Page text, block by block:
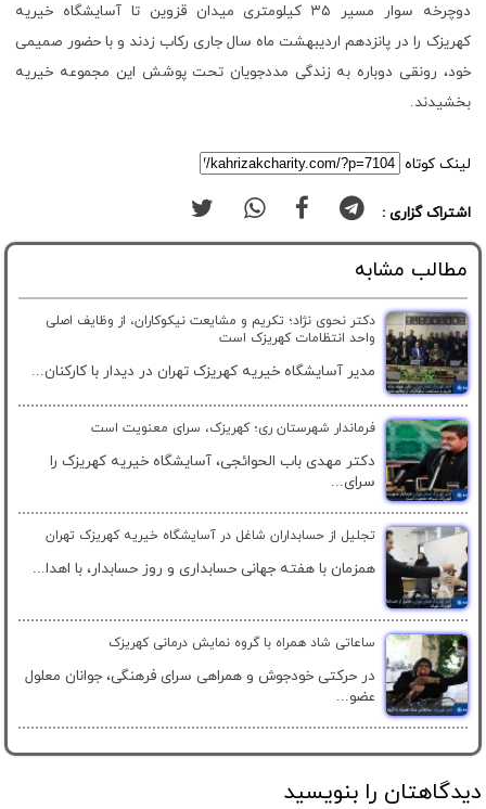
دوچرخه سوار مسیر ۳۵ کیلومتری میدان قزوین تا آسایشگاه خیریه
کهریزک را در پانزدهم اردیبهشت ماه سال جاری رکاب زدند و با حضور صمیمی
خود، رونقی دوباره به زندگی مددجویان تحت پوشش این مجموعه خیریه
بخشیدند.
لینک کوتاه
اشتراک گزاری :
مطالب مشابه
دکتر نحوی نژاد؛ تکریم و مشایعت نیکوکاران، از وظایف اصلی
واحد انتظامات کهریزک است
مدیر آسایشگاه خیریه کهریزک تهران در دیدار با کارکنان...
فرماندار شهرستان ری؛ کهریزک، سرای معنویت است
دکتر مهدی باب الحوائجی، آسایشگاه خیریه کهریزک را
سرای...
تجلیل از حسابداران شاغل در آسایشگاه خیریه کهریزک تهران
همزمان با هفته جهانی حسابداری و روز حسابدار، با اهدا...
ساعاتی شاد همراه با گروه نمایش درمانی کهریزک
در حرکتی خودجوش و همراهی سرای فرهنگی، جوانان معلول
عضو...
دیدگاهتان را بنویسید